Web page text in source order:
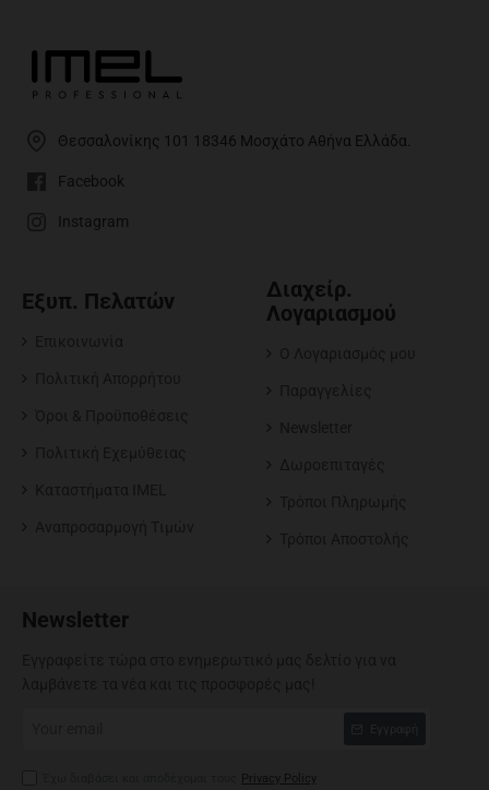
Θεσσαλονίκης 101 18346 Μοσχάτο Αθήνα Ελλάδα.
Facebook
Instagram
Εξυπ. Πελατών
Διαχείρ.
Λογαριασμού
Newsletter
Privacy Policy